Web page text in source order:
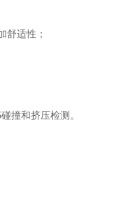
舒适性；
撞和挤压检测。